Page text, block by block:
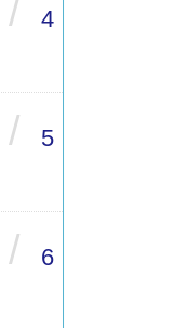
/ 4
/ 5
/ 6